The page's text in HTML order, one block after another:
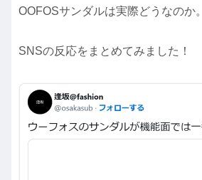
OOFOSサンダルは実際どうなのか。
SNSの反応をまとめてみました！